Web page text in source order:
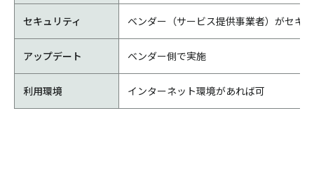
セキュリティ ベンダー（サービス提供事業者）がセキ
アップデート ベンダー側で実施
利用環境 インターネット環境があれば可